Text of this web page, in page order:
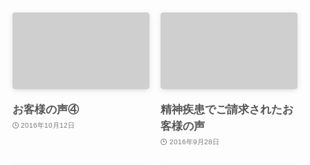
お客様の声④
2016年10月12日
精神疾患でご請求されたお
客様の声
2016年9月28日